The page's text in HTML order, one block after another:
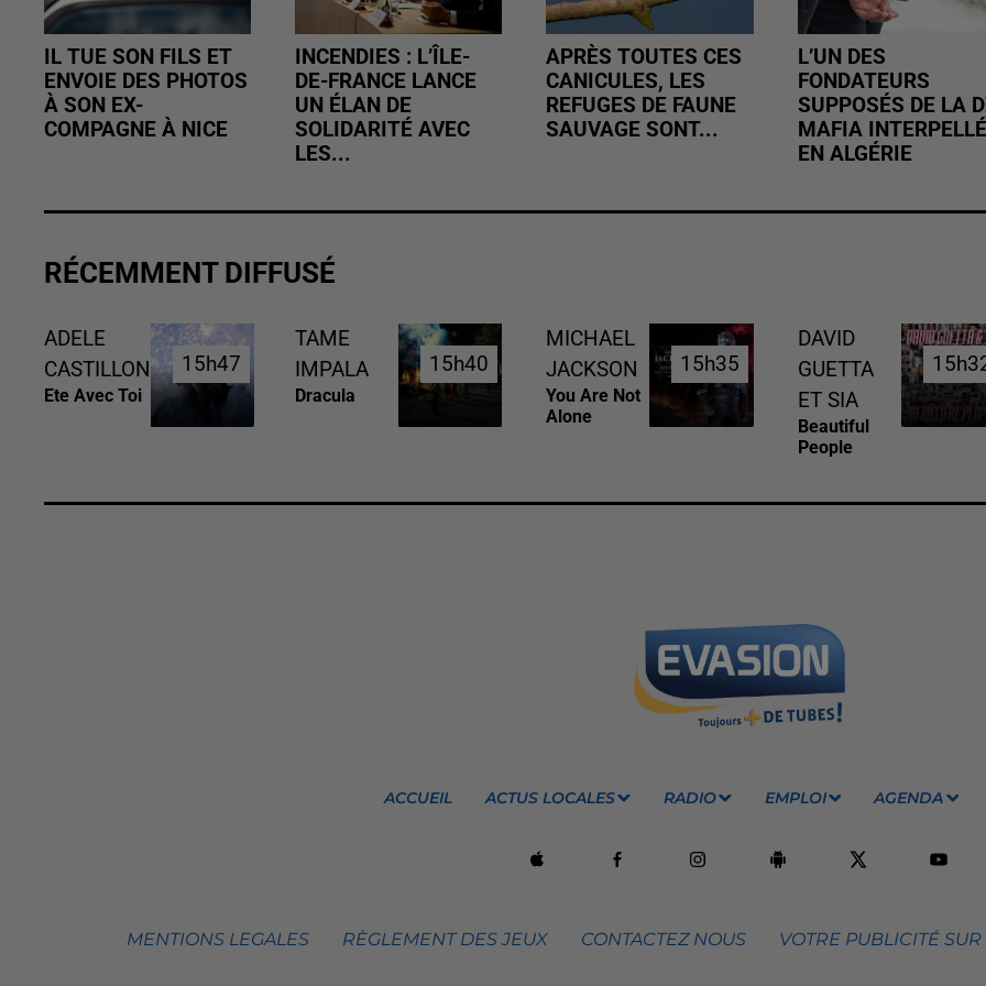
IL TUE SON FILS ET
ENVOIE DES PHOTOS
À SON EX-
COMPAGNE À NICE
INCENDIES : L’ÎLE-
DE-FRANCE LANCE
UN ÉLAN DE
SOLIDARITÉ AVEC
LES...
APRÈS TOUTES CES
CANICULES, LES
REFUGES DE FAUNE
SAUVAGE SONT...
L’UN DES
FONDATEURS
SUPPOSÉS DE LA
MAFIA INTERPELLÉ
EN ALGÉRIE
RÉCEMMENT DIFFUSÉ
ADELE
CASTILLON
Ete Avec Toi
15h47
15h47
TAME
IMPALA
Dracula
15h40
15h40
MICHAEL
JACKSON
You Are Not
Alone
15h35
15h35
DAVID
GUETTA
ET SIA
Beautiful
People
ACCUEIL ACTUS LOCALES RADIO EMPLOI AGENDA
MENTIONS LEGALES RÈGLEMENT DES JEUX CONTACTEZ NOUS VOTRE PUBLICITÉ